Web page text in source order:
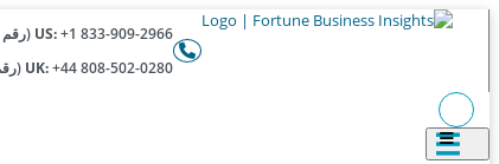
US:+1 833-909-2966 (رقم مجاني)
UK:+44 808-502-0280 (رقم مجاني)